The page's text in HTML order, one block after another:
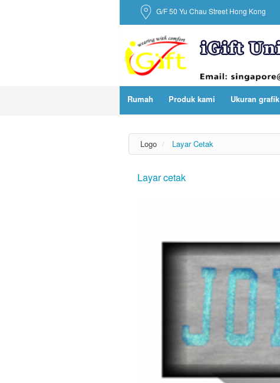
G/F 50 Yu Chau Street Hong Kong
Rumah Produk kami Ukuran grafik
Logo Layar Cetak
Layar cetak